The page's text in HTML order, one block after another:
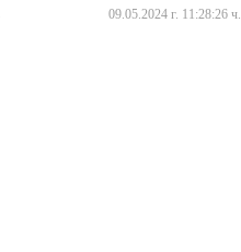
09.05.2024 г. 11:28:26 ч.